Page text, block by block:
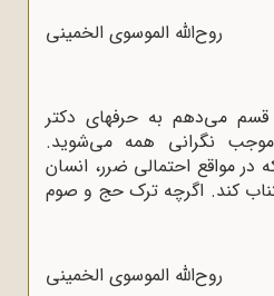
روح‌الله‌ الموسوی الخمینی
می‌دهم به حرفهای دکتر
نگرانی همه می‌شوید.
در مواقع احتمالی ضرر، انسان
کند. اگرچه ترک حج و صوم
روح‌الله‌ الموسوی الخمینی